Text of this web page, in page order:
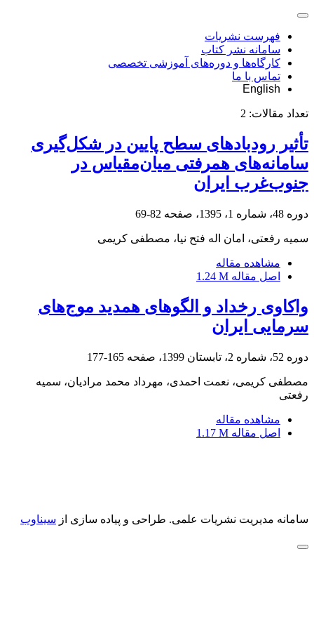
فهرست نشریات
سامانه نشر کتاب
کارگاه‌ها و دوره‌های آموزشی تخصصی
تماس با ما
English
تعداد مقالات: 2
تأثیر رودبادهای سطح پایین در شکل‌گیری
سامانه‌های همرفتی میان‌مقیاس در
جنوب‌غرب ایران
دوره 48، شماره 1، 1395، صفحه 82-69
سمیه رفعتی، امان اله فتح نیا، مصطفی کریمی
مشاهده مقاله
اصل مقاله 1.24 M
واکاوی رخداد و الگوهای همدید موج‌های
سرمایی ایران
دوره 52، شماره 2، تابستان 1399، صفحه 165-177
مصطفی کریمی، نعمت احمدی، مهرداد محمد مرادیان، سمیه
رفعتی
مشاهده مقاله
اصل مقاله 1.17 M
سامانه مدیریت نشریات علمی. طراحی و پیاده سازی از سیناوب